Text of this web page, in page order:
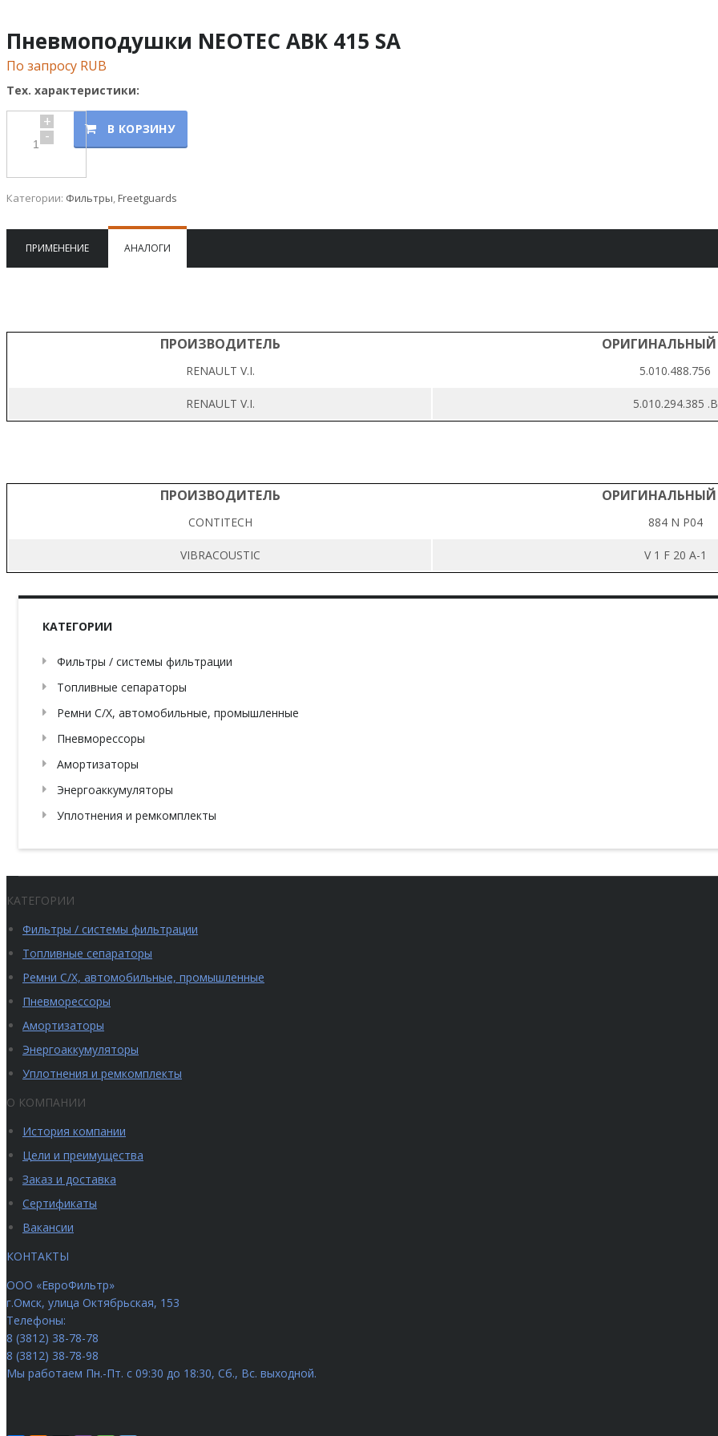
Пневмоподушки NEOTEC ABK 415 SA
По запросу RUB
Тех. характеристики:
+
- В КОРЗИНУ
Категории: Фильтры,Freetguards
ПРИМЕНЕНИЕ АНАЛОГИ
ПРОИЗВОДИТЕЛЬ
RENAULT V.I. 5.010.488.756
RENAULT V.I. 5.010.294.385 .B
ПРОИЗВОДИТЕЛЬ
CONTITECH 884 N P04
VIBRACOUSTIC V 1 F 20 A-1
КАТЕГОРИИ
Фильтры / системы фильтрации
Топливные сепараторы
Ремни С/Х, автомобильные, промышленные
Пневморессоры
Амортизаторы
Энергоаккумуляторы
Уплотнения и ремкомплекты
КАТЕГОРИИ
Фильтры / системы фильтрации
Топливные сепараторы
Ремни С/Х, автомобильные, промышленные
Пневморессоры
Амортизаторы
Энергоаккумуляторы
Уплотнения и ремкомплекты
О КОМПАНИИ
История компании
Цели и преимущества
Заказ и доставка
Сертификаты
Вакансии
КОНТАКТЫ
ООО «ЕвроФильтр»
г.Омск, улица Октябрьская, 153
Телефоны:
8 (3812) 38-78-78
8 (3812) 38-78-98
Мы работаем Пн.-Пт. с 09:30 до 18:30, Сб., Вс. выходной.